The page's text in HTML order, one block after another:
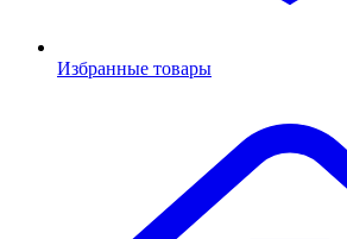
Избранные товары